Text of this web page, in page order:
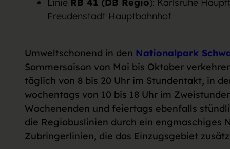
w
a
Linie RB 41 (DB Regio): Karlsruhe
Freudenstadt Hauptbahnhof
Umweltschonend in den Nationalpark
Sommersaison von Mai bis Oktober
täglich von 8 bis 20 Uhr im Stundentakt, in
wochentags von 10 bis 18 Uhr im
Wochenenden und feiertags ebenfalls
die Regiobuslinien durch ein engmaschiges
Zubringerlinien, die das Einzugsgebiet